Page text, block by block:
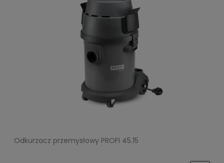
Odkurzacz przemysłowy PROFI 45.15